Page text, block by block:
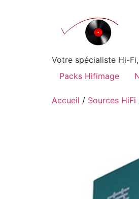
Votre spécialiste Hi-
Packs Hifimage
Accueil / Sources HiFi